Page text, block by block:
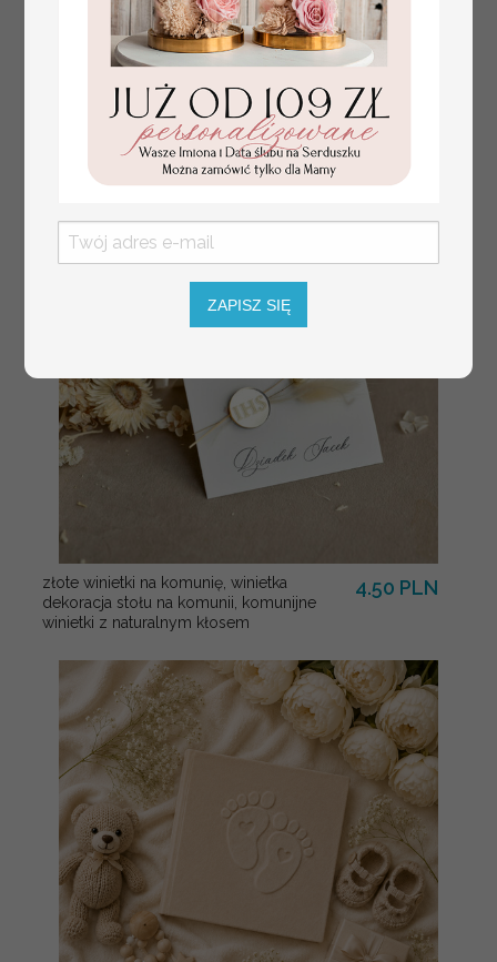
plan stołów
weselnych
usadzenie gości na
weselu, tablica
informacyjna dla
gości weselnych,
plan stołów na
weselu ze zdjęciem
Pary Młodej, plan
usadzenia gości
Promocja:
100 PLN/125.00 PLN
złote winietki na komunię, winietka
dekoracja stołu na komunii, komunijne
winietki z naturalnym kłosem
4.50 PLN
ZAPISZ SIĘ